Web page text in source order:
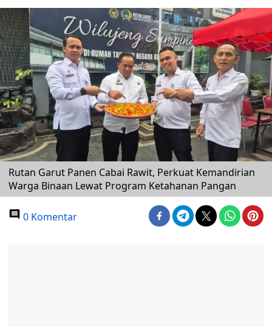
Rutan Garut Panen Cabai Rawit, Perkuat Kemandirian
Warga Binaan Lewat Program Ketahanan Pangan
0 Komentar